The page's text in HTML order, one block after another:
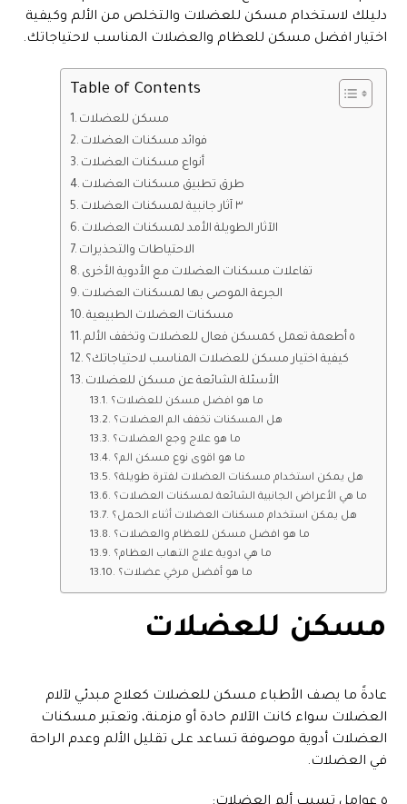
دليلك لاستخدام مسكن للعضلات والتخلص من الألم وكيفية
اختيار افضل مسكن للعظام والعضلات المناسب لاحتياجاتك.
Table of Contents
مسكن للعضلات
فوائد مسكنات العضلات
أنواع مسكنات العضلات
طرق تطبيق مسكنات العضلات
٣ آثار جانبية لمسكنات العضلات
الآثار الطويلة الأمد لمسكنات العضلات
الاحتياطات والتحذيرات
تفاعلات مسكنات العضلات مع الأدوية الأخرى
الجرعة الموصى بها لمسكنات العضلات
مسكنات العضلات الطبيعية
٥ أطعمة تعمل كمسكن فعال للعضلات وتخفف الألم
كيفية اختيار مسكن للعضلات المناسب لاحتياجاتك؟
الأسئلة الشائعة عن مسكن للعضلات
ما هو افضل مسكن للعضلات؟
هل المسكنات تخفف الم العضلات؟
ما هو علاج وجع العضلات؟
ما هو اقوى نوع مسكن الم؟
هل يمكن استخدام مسكنات العضلات لفترة طويلة؟
ما هي الأعراض الجانبية الشائعة لمسكنات العضلات؟
هل يمكن استخدام مسكنات العضلات أثناء الحمل؟
ما هو افضل مسكن للعظام والعضلات؟
ما هي ادوية علاج التهاب العظام؟
ما هو أفضل مرخي عضلات؟
مسكن للعضلات
عادةً ما يصف الأطباء مسكن للعضلات كعلاج مبدئي لآلام
العضلات سواء كانت الآلام حادة أو مزمنة، وتعتبر مسكنات
العضلات أدوية موصوفة تساعد على تقليل الألم وعدم الراحة
في العضلات.